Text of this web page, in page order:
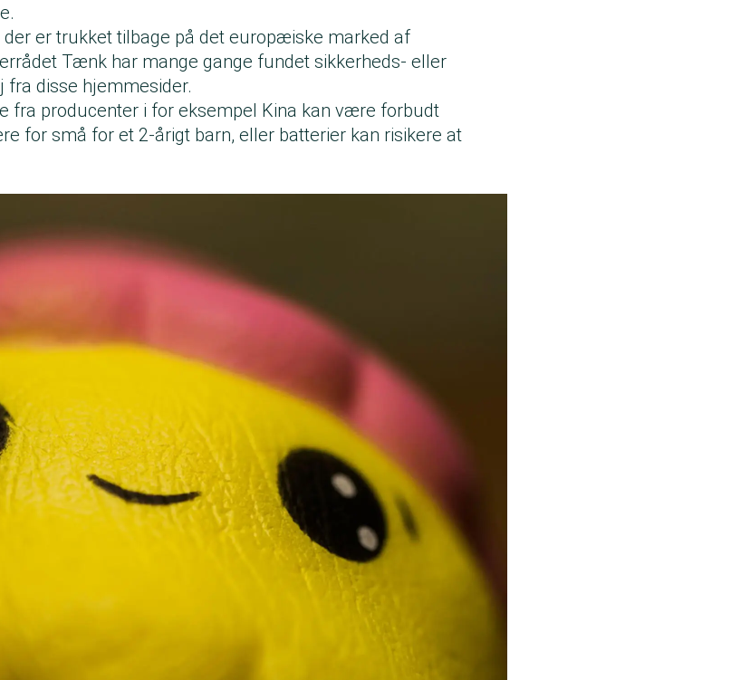
der er trukket tilbage på det europæiske marked af
Tænk har mange gange fundet sikkerheds- eller
disse hjemmesider.
fra producenter i for eksempel Kina kan være forbudt
for små for et 2-årigt barn, eller batterier kan risikere at